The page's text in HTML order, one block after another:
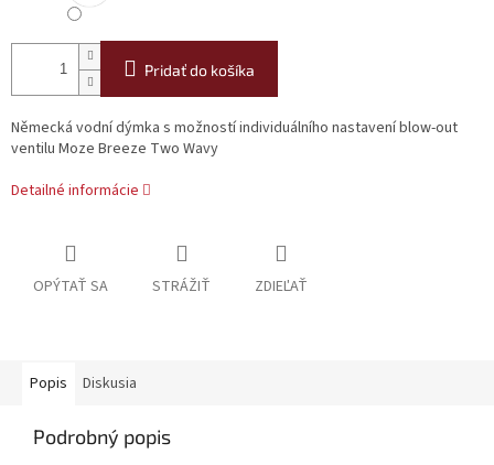
Pridať do košíka
Německá vodní dýmka s možností individuálního nastavení blow-out
ventilu Moze Breeze Two Wavy
Detailné informácie
OPÝTAŤ SA STRÁŽIŤ ZDIEĽAŤ
Popis Diskusia
Podrobný popis